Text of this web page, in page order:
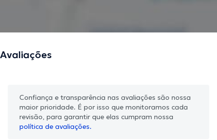
Avaliações
Confiança e transparência nas avaliações são nossa
maior prioridade. É por isso que monitoramos cada
revisão, para garantir que elas cumpram nossa
política de avaliações.